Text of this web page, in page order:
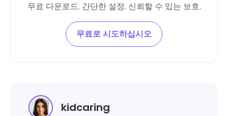
무료 다운로드. 간단한 설정. 신뢰할 수 있는 보호.
무료로 시도하십시오
kidcaring